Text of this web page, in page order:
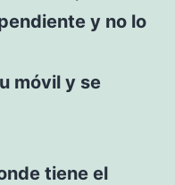
y no lo
móvil y se
tiene el